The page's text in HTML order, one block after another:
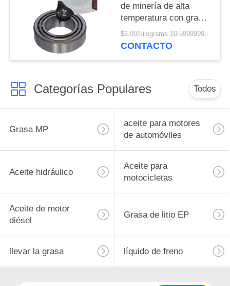
de minería de alta
temperatura con grasa
negra de disulfuro de
molio
$2.00/kilograms 10-5999999 kilograms MOQ:10 kilogramos
CONTACTO
Categorías Populares Todos
Grasa MP
aceite para motores
de automóviles
Aceite hidráulico
Aceite para
motocicletas
Aceite de motor
diésel
Grasa de litio EP
llevar la grasa líquido de freno